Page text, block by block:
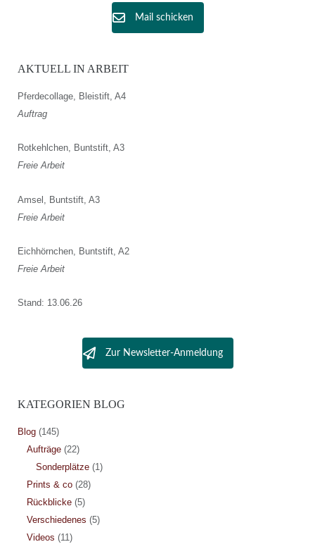
Mail schicken
AKTUELL IN ARBEIT
Pferdecollage, Bleistift, A4
Auftrag
Rotkehlchen, Buntstift, A3
Freie Arbeit
Amsel, Buntstift, A3
Freie Arbeit
Eichhörnchen, Buntstift, A2
Freie Arbeit
Stand: 13.06.26
Zur Newsletter-Anmeldung
KATEGORIEN BLOG
Blog(145)
Aufträge(22)
Sonderplätze(1)
Prints & co(28)
Rückblicke(5)
Verschiedenes (5)
Videos (11)